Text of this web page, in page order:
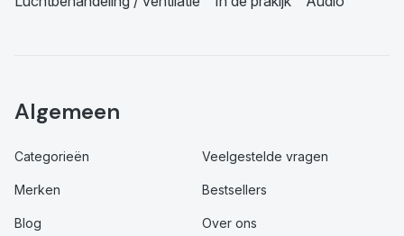
Algemeen
Categorieën Veelgestelde vragen
Merken Bestsellers
Blog Over ons